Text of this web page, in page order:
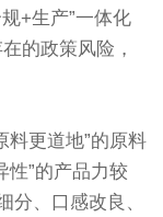
+生产”一体化
的政策风险，
料更道地”的原料
性”的产品力较
分、口感改良、